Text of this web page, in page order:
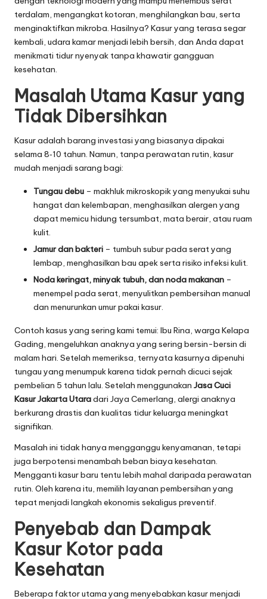
terdalam, mengangkat kotoran, menghilangkan bau, serta
menginaktifkan mikroba. Hasilnya? Kasur yang terasa segar
kembali, udara kamar menjadi lebih bersih, dan Anda dapat
menikmati tidur nyenyak tanpa khawatir gangguan
kesehatan.
Masalah Utama Kasur yang
Tidak Dibersihkan
Kasur adalah barang investasi yang biasanya dipakai
selama 8‑10 tahun. Namun, tanpa perawatan rutin, kasur
mudah menjadi sarang bagi:
Tungau debu – makhluk mikroskopik yang menyukai suhu
hangat dan kelembapan, menghasilkan alergen yang
dapat memicu hidung tersumbat, mata berair, atau ruam
kulit.
Jamur dan bakteri – tumbuh subur pada serat yang
lembap, menghasilkan bau apek serta risiko infeksi kulit.
Noda keringat, minyak tubuh, dan noda makanan –
menempel pada serat, menyulitkan pembersihan manual
dan menurunkan umur pakai kasur.
Contoh kasus yang sering kami temui: Ibu Rina, warga Kelapa
Gading, mengeluhkan anaknya yang sering bersin-bersin di
malam hari. Setelah memeriksa, ternyata kasurnya dipenuhi
tungau yang menumpuk karena tidak pernah dicuci sejak
pembelian 5 tahun lalu. Setelah menggunakan Jasa Cuci
Kasur Jakarta Utaradari Jaya Cemerlang, alergi anaknya
berkurang drastis dan kualitas tidur keluarga meningkat
signifikan.
Masalah ini tidak hanya mengganggu kenyamanan, tetapi
juga berpotensi menambah beban biaya kesehatan.
Mengganti kasur baru tentu lebih mahal daripada perawatan
rutin. Oleh karena itu, memilih layanan pembersihan yang
tepat menjadi langkah ekonomis sekaligus preventif.
Penyebab dan Dampak
Kasur Kotor pada
Kesehatan
Beberapa faktor utama yang menyebabkan kasur menjadi